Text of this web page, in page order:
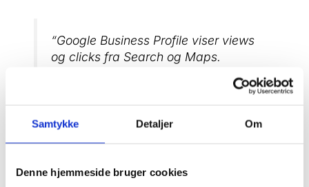
Samtykke Detaljer Om
Denne hjemmeside bruger cookies
“Google Business Profile viser views
og clicks fra Search og Maps.
som et praktisk grundlag for at skabe
Det er også derfor, vi arbejder performance-drevet.